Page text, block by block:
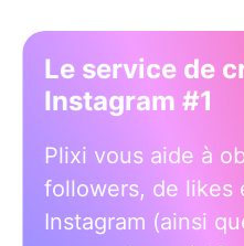
Le service de
Instagram #1
Plixi vous aide à
followers, de likes
Instagram (ainsi